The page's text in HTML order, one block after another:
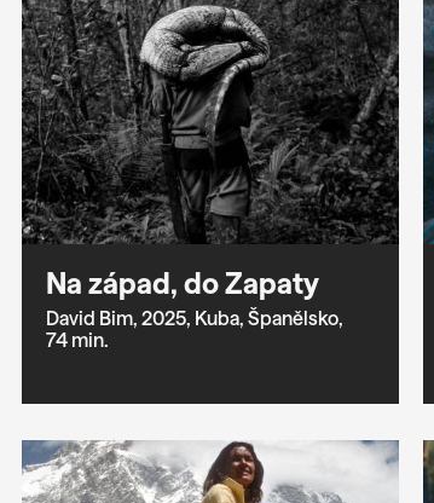
Na západ, do Zapaty
David Bim, 2025, Kuba, Španělsko,
74 min.